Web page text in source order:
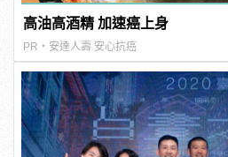
高油高酒精 加速癌上身
PR・安達人壽 安心抗癌